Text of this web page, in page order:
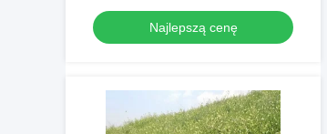
odporności
Najlepszą cenę